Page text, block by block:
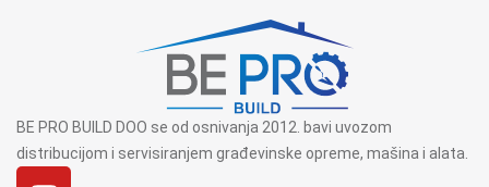
BE PRO BUILD DOO se od osnivanja 2012. bavi uvozom
distribucijom i servisiranjem građevinske opreme, mašina i alata.